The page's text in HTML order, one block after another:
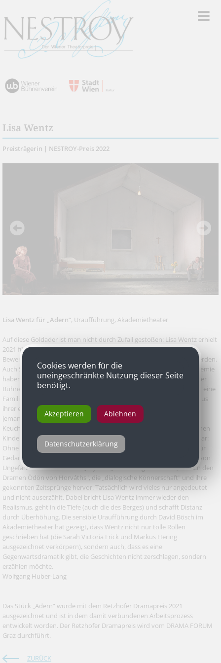
Lisa Wentz
Preisträgerin | NESTROY-Preis 2022
Lisa Wentz für „Adern“, Uraufführung, Akademietheater
Auf diese Goldader ist man nicht durch Zufall gestoßen: Lisa Wentz erhielt
2021 für ihr Stück "Adern" den Retzhofer Dramapreis, bei dem die
Bewerber bei der Arbeit an ihren Texten beraten und unterstützt werden.
Auch Studien in Szenischem Schreiben und an einer Schauspielakademie
haben die 1995 geborene Tirolerin dafür gerüstet, Geschichten auf der
Bühne glaubhaft zu erzählen. Im Fall von "Adern" handelt es sich um eine
Familiengeschichte im Nachkriegs-Österreich, deren Motive Wentz aus
ihrer eigenen Familie entnommen hat. Der Bergmann Rudolf sucht
jemanden, der sich um seine fünf Kinder kümmert. Seine Frau ist an
Keuchhusten gestorben. Aloisia ist die erste Bewerberin, die von seinen
Kindern akzeptiert würde. Doch sie macht gleich am ersten Abend klar:
Ohne Heirat bleibt sie nicht. Die Autorin lässt im Text viel Freiraum für
Gedanken und Gefühle, für Sprachlosigkeit und Unsicherheit. Nicht von
Ungefähr hob die Retzhofer Jury ihre „Dramaturgie der Stille, ähnlich den
Dramen Ödön von Horváths", die „dialogische Könnerschaft" und ihre
gekonnten Zeitsprünge hervor. Tatsächlich wird vieles nur angedeutet
und nicht auserzählt. Dabei bricht Lisa Wentz immer wieder den
Realismus, geht in die Tiefe (auch die des Berges) und schafft Distanz
durch Überhöhung. Die sensible Uraufführung durch David Bösch im
Akademietheater hat gezeigt, dass Wentz nicht nur tolle Rollen
geschrieben hat (die Sarah Victoria Frick und Markus Hering
ausgezeichnet verkörpern), sondern auch, dass es eine
Gegenwartsdramatik gibt, die Geschichten nicht zerschlagen, sondern
erzählen möchte.
Wolfgang Huber-Lang
Das Stück „Adern“ wurde mit dem Retzhofer Dramapreis 2021
ausgezeichnet und ist in dem damit verbundenen Arbeitsprozess
entwickelt worden. Der Retzhofer Dramapreis wird vom DRAMA FORUM
Graz durchführt.
ZURÜCK
Cookies werden für die
uneingeschränkte Nutzung dieser Seite
benötigt.
Akzeptieren Ablehnen
Datenschutzerklärung